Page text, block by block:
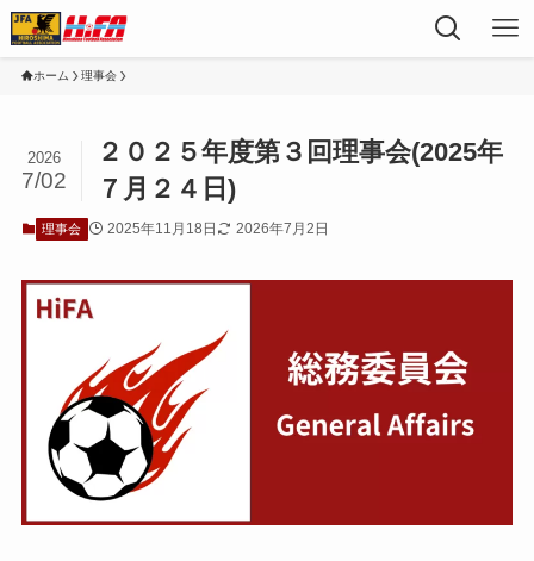
ホーム 理事会
２０２５年度第３回理事会(2025年
７月２４日)
2026
7/02
理事会 2025年11月18日 2026年7月2日